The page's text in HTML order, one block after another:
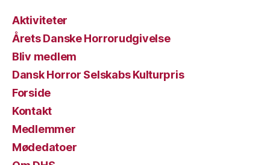
Aktiviteter
Årets Danske Horrorudgivelse
Bliv medlem
Dansk Horror Selskabs Kulturpris
Forside
Kontakt
Medlemmer
Mødedatoer